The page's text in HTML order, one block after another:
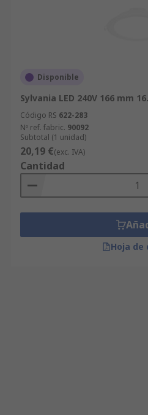
Disponible
Sylvania LED 240V 166 mm
Código RS 622-283
Nº ref. fabric. 90092
Subtotal (1 unidad)
20,19 €(exc. IVA)
Cantidad
Hoja de